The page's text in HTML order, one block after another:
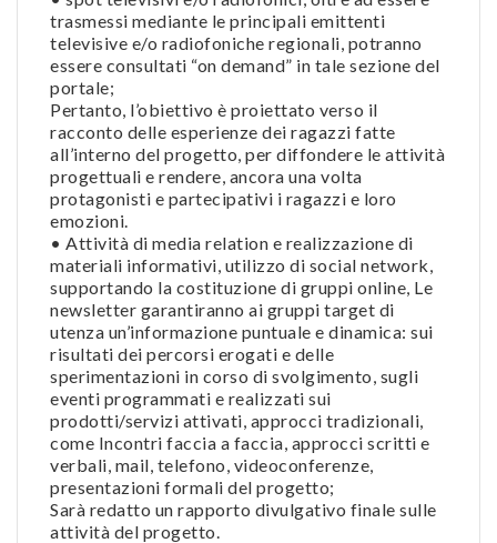
trasmessi mediante le principali emittenti
televisive e/o radiofoniche regionali, potranno
essere consultati “on demand” in tale sezione del
portale;
Pertanto, l’obiettivo è proiettato verso il
racconto delle esperienze dei ragazzi fatte
all’interno del progetto, per diffondere le attività
progettuali e rendere, ancora una volta
protagonisti e partecipativi i ragazzi e loro
emozioni.
• Attività di media relation e realizzazione di
materiali informativi, utilizzo di social network,
supportando la costituzione di gruppi online, Le
newsletter garantiranno ai gruppi target di
utenza un’informazione puntuale e dinamica: sui
risultati dei percorsi erogati e delle
sperimentazioni in corso di svolgimento, sugli
eventi programmati e realizzati sui
prodotti/servizi attivati, approcci tradizionali,
come Incontri faccia a faccia, approcci scritti e
verbali, mail, telefono, videoconferenze,
presentazioni formali del progetto;
Sarà redatto un rapporto divulgativo finale sulle
attività del progetto.